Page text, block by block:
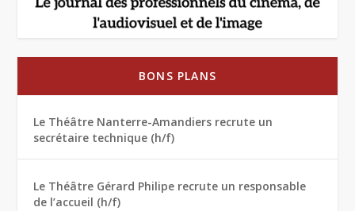
BONS PLANS
Le Théâtre Nanterre-Amandiers recrute un
secrétaire technique (h/f)
Le Théâtre Gérard Philipe recrute un responsable
de l’accueil (h/f)